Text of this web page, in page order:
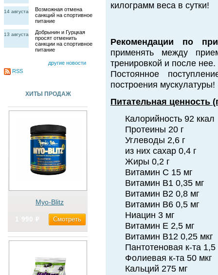
14 августа
Возможная отмена
санкций на спортивное
питание
13 августа
Добрынин и Гурцкая
просят отменить
санкции на спортивное
питание
другие новости
RSS
ХИТЫ ПРОДАЖ
Myo-Blitz
1 990 ₽ Cмотреть
килограмм веса в сутки!
Рекомендации по
применять между
тренировкой и после
Постоянное
построения мускулатуры!
Питательная ценность
Калорийность 92 ккал
Протеины 20 г
Углеводы 2,6 г
из них сахар 0,4 г
Жиры 0,2 г
Витамин С 15 мг
Витамин В1 0,35 мг
Витамин В2 0,8 мг
Витамин В6 0,5 мг
Ниацин 3 мг
Витамин Е 2,5 мг
Витамин В12 0,25 мкг
Пантотеновая к-та 1,5
Фолиевая к-та 50 мкг
Кальций 275 мг